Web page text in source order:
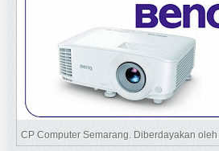
CP Computer Semarang. Diberdayakan oleh